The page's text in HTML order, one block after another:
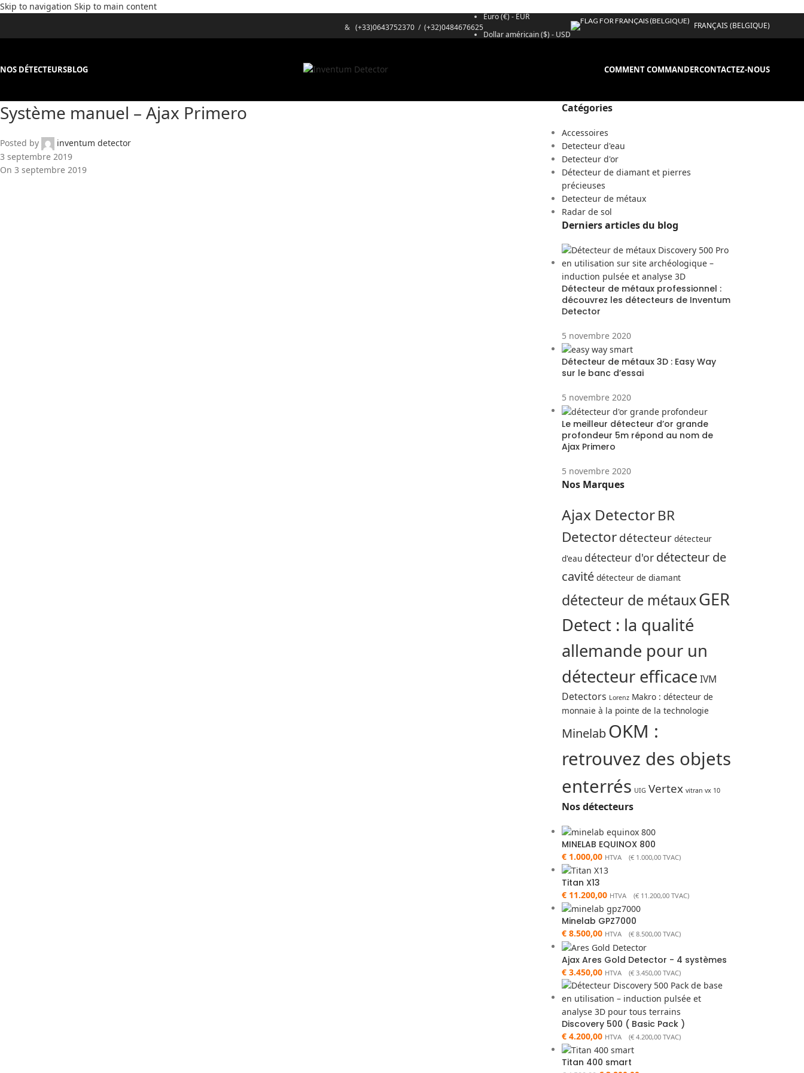
Skip to navigation Skip to main content
& (+33)0643752370/ (+32)0484676625
Euro (€) - EUR
Dollar américain ($) - USD
FRANÇAIS (BELGIQUE)
NOS DÉTECTEURSBLOG COMMENT COMMANDERCONTACTEZ-NOUS
Système manuel – Ajax Primero
Posted by
inventum detector
3 septembre 2019
On 3 septembre 2019
Catégories
Accessoires
Detecteur d'eau
Detecteur d'or
Détecteur de diamant et pierres
précieuses
Detecteur de métaux
Radar de sol
Derniers articles du blog
Détecteur de métaux professionnel :
découvrez les détecteurs de Inventum
Detector
5 novembre 2020
Détecteur de métaux 3D : Easy Way
sur le banc d’essai
5 novembre 2020
Le meilleur détecteur d’or grande
profondeur 5m répond au nom de
Ajax Primero
5 novembre 2020
Nos Marques
Ajax DetectorBR
Detectordétecteur détecteur
d'eau détecteur d'or détecteur de
cavité détecteur de diamant
détecteur de métauxGER
Detect : la qualité
allemande pour un
détecteur efficace IVM
Detectors Lorenz Makro : détecteur de
monnaie à la pointe de la technologie
MinelabOKM :
retrouvez des objets
enterrés UIG Vertex vitran vx 10
Nos détecteurs
MINELAB EQUINOX 800
€1.000,00 HTVA (€1.000,00TVAC)
Titan X13
€11.200,00 HTVA (€11.200,00TVAC)
Minelab GPZ7000
€8.500,00 HTVA (€8.500,00TVAC)
Ajax Ares Gold Detector - 4 systèmes
€3.450,00 HTVA (€3.450,00TVAC)
Discovery 500 ( Basic Pack )
€4.200,00 HTVA (€4.200,00TVAC)
Titan 400 smart